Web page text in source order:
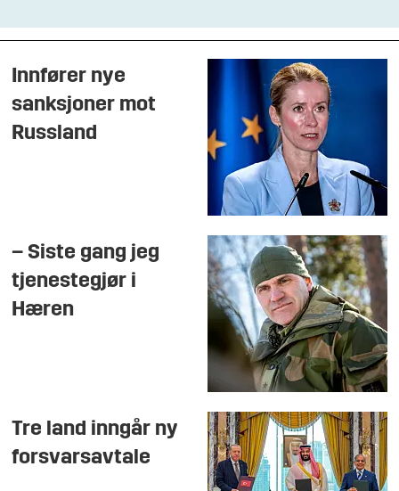
Innfører nye
sanksjoner mot
Russland
– Siste gang jeg
tjenestegjør i
Hæren
Tre land inngår ny
forsvarsavtale